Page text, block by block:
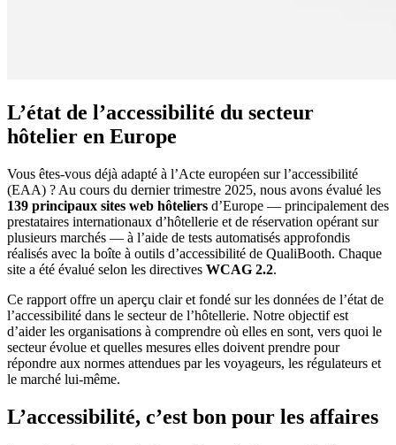
L’état de l’accessibilité du secteur
hôtelier en Europe
Vous êtes-vous déjà adapté à l’Acte européen sur l’accessibilité
(EAA) ? Au cours du dernier trimestre 2025, nous avons évalué les
139 principaux sites web hôteliers d’Europe — principalement des
prestataires internationaux d’hôtellerie et de réservation opérant sur
plusieurs marchés — à l’aide de tests automatisés approfondis
réalisés avec la boîte à outils d’accessibilité de QualiBooth. Chaque
site a été évalué selon les directives WCAG 2.2.
Ce rapport offre un aperçu clair et fondé sur les données de l’état de
l’accessibilité dans le secteur de l’hôtellerie. Notre objectif est
d’aider les organisations à comprendre où elles en sont, vers quoi le
secteur évolue et quelles mesures elles doivent prendre pour
répondre aux normes attendues par les voyageurs, les régulateurs et
le marché lui-même.
L’accessibilité, c’est bon pour les affaires